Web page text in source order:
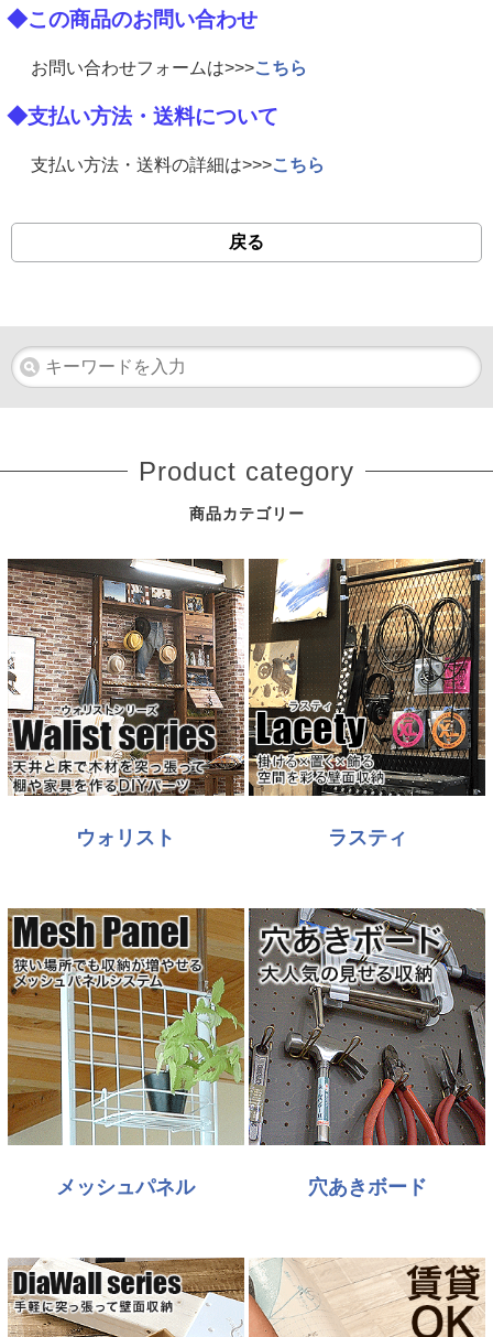
◆この商品のお問い合わせ
お問い合わせフォームは>>>こちら
◆支払い方法・送料について
支払い方法・送料の詳細は>>>こちら
戻る
Product category
商品カテゴリー
ウォリスト ラスティ
メッシュパネル 穴あきボード